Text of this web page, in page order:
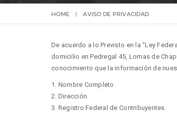
HOME AVISO DE PRIVACIDAD
De acuerdo a lo Previsto en la “Ley
domicilio en Pedregal 45, Lomas de
conocimiento que la información de
1. Nombre Completo.
2. Dirección.
3. Registro Federal de Contribuyentes.